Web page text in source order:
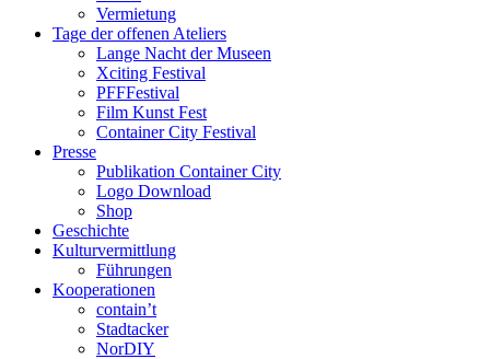
Vermietung
Tage der offenen Ateliers
Lange Nacht der Museen
Xciting Festival
PFFFestival
Film Kunst Fest
Container City Festival
Presse
Publikation Container City
Logo Download
Shop
Geschichte
Kulturvermittlung
Führungen
Kooperationen
contain’t
Stadtacker
NorDIY